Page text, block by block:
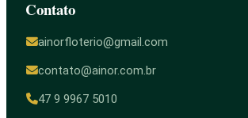
Contato
ainorfloterio@gmail.com
contato@ainor.com.br
47 9 9967 5010